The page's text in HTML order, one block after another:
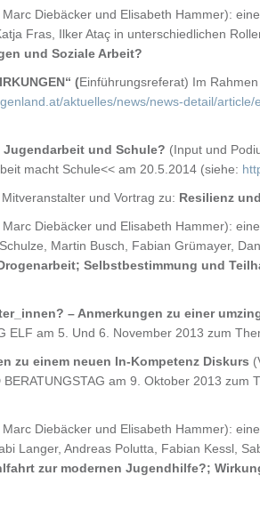
Diebäcker und Elisabeth Hammer):
Fras, Ilker Ataç in unterschiedlichen
und Soziale Arbeit?
(Einführungsreferat) Im
aktuelles/news/news-detail/
und Schule? (Input und
macht Schule<< am 20.5.2014 (siehe:
, Mitveranstalter und Vortrag zu: Resilienz
Diebäcker und Elisabeth Hammer):
Martin Busch, Fabian Grümayer,
Selbstbestimmung und
– Anmerkungen zu einer
ELF am 5. Und 6. November 2013 zum
zu einem neuen In-Kompetenz Diskurs
am 9. Oktober 2013
Diebäcker und Elisabeth Hammer):
Langer, Andreas Polutta, Fabian Kessl,
zur modernen Jugendhilfe?;